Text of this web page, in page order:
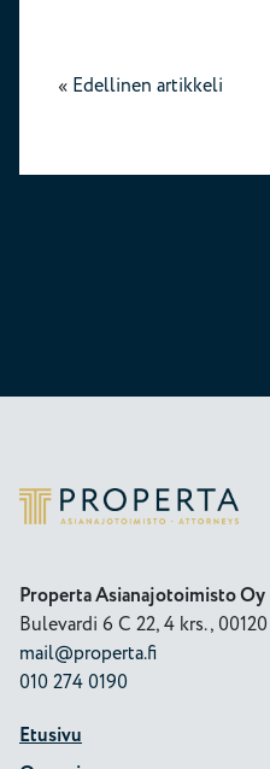
« Edellinen artikkeli
Properta
Properta Asianajotoimisto Oy
Bulevardi 6 C 22, 4 krs.,
mail@properta.fi
010 274 0190
Etusivu